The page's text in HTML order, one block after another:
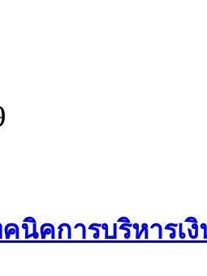
นิคการบริหาร